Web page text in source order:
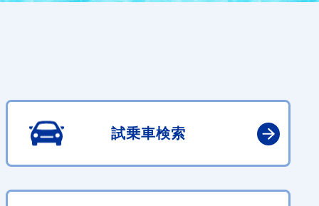
試乗車検索